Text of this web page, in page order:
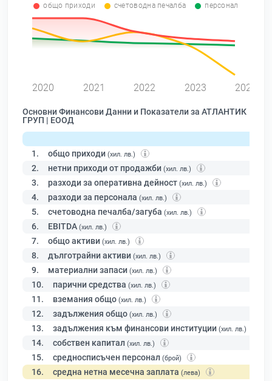
общо приходи счетоводна печалба персонал
2020 2021 2022 2023 2024
Основни Финансови Данни и Показатели за АТЛАНТИК
ГРУП | ЕООД
1. общо приходи (хил. лв.)
2. нетни приходи от продажби (хил. лв.)
3. разходи за оперативна дейност (хил. лв.)
4. разходи за персонала (хил. лв.)
5. счетоводна печалба/загуба (хил. лв.)
6. EBITDA (хил. лв.)
7. общо активи (хил. лв.)
8. дълготрайни активи (хил. лв.)
9. материални запаси (хил. лв.)
10. парични средства (хил. лв.)
11. вземания общо (хил. лв.)
12. задължения общо (хил. лв.)
13. задължения към финансови институции (хил. лв.)
14. собствен капитал (хил. лв.)
15. средносписъчен персонал (брой)
16. средна нетна месечна заплата (лева)